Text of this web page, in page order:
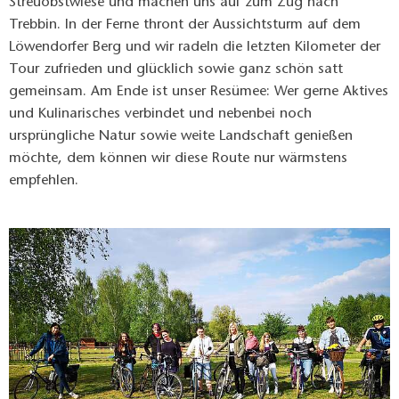
Trebbin. In der Ferne thront der Aussichtsturm auf dem
Löwendorfer Berg und wir radeln die letzten Kilometer der
Tour zufrieden und glücklich sowie ganz schön satt
gemeinsam. Am Ende ist unser Resümee: Wer gerne Aktives
und Kulinarisches verbindet und nebenbei noch
ursprüngliche Natur sowie weite Landschaft genießen
möchte, dem können wir diese Route nur wärmstens
empfehlen.